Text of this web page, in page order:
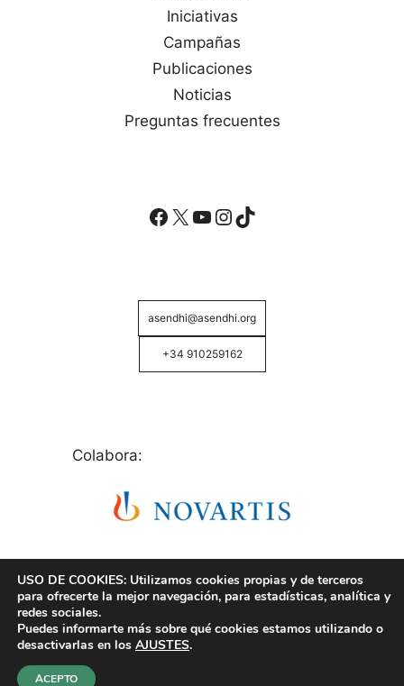
Iniciativas
Campañas
Publicaciones
Noticias
Preguntas frecuentes
Facebook
X YouTube
Instagram
TikTok
asendhi@asendhi.org
+34 910259162
Colabora:
© Copyright 2026 ASENDHI - Asociación de Enfermos
USO DE COOKIES: Utilizamos cookies propias y de terceros
para ofrecerte la mejor navegación, para estadísticas, analítica y
redes sociales.
Puedes informarte más sobre qué cookies estamos utilizando o
desactivarlas en los AJUSTES.
ACEPTO